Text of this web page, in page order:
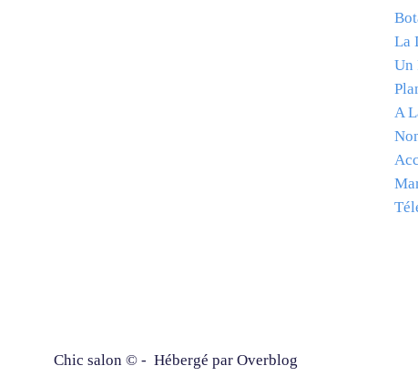
La
Un
A
Chic salon © - Hébergé par Overblog